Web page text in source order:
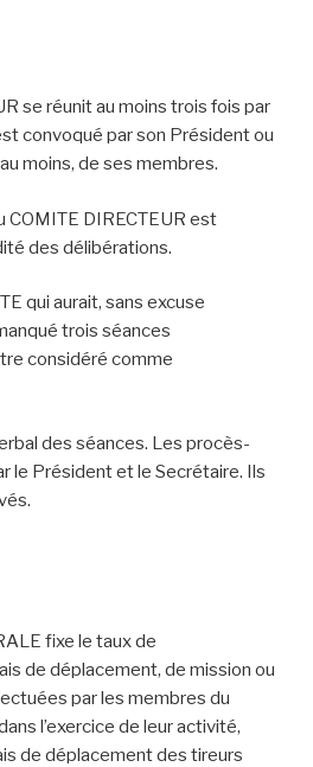
se réunit au moins trois fois par
convoqué par son Président ou
moins, de ses membres.
COMITE DIRECTEUR est
des délibérations.
qui aurait, sans excuse
trois séances
considéré comme
des séances. Les procès-
le Président et le Secrétaire. Ils
fixe le taux de
de déplacement, de mission ou
par les membres du
l’exercice de leur activité,
de déplacement des tireurs